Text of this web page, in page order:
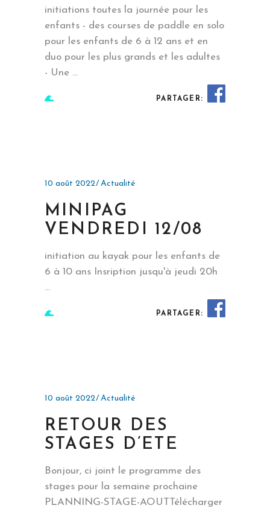
initiations toutes la journée pour les
enfants - des courses de paddle en solo
pour les enfants de 6 à 12 ans et en
duo pour les plus grands et les adultes
- Une
PARTAGER:
10 août 2022 Actualité
MINIPAG
VENDREDI 12/08
initiation au kayak pour les enfants de
6 à 10 ans Insription jusqu'à jeudi 20h
PARTAGER:
10 août 2022 Actualité
RETOUR DES
STAGES D’ETE
Bonjour, ci joint le programme des
stages pour la semaine prochaine
PLANNING-STAGE-AOUTTélécharger